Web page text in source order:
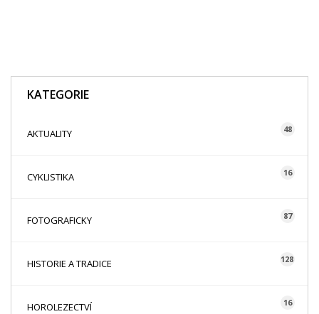
KATEGORIE
AKTUALITY 48
CYKLISTIKA 16
FOTOGRAFICKY 87
HISTORIE A TRADICE 128
HOROLEZECTVÍ 16